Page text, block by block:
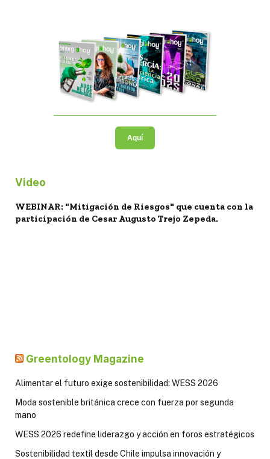
Aquí
Video
WEBINAR: "Mitigación de Riesgos" que cuenta con la
participación de Cesar Augusto Trejo Zepeda.
Greentology Magazine
Alimentar el futuro exige sostenibilidad: WESS 2026
Moda sostenible británica crece con fuerza por segunda
mano
WESS 2026 redefine liderazgo y acción en foros estratégicos
Sostenibilidad textil desde Chile impulsa innovación y